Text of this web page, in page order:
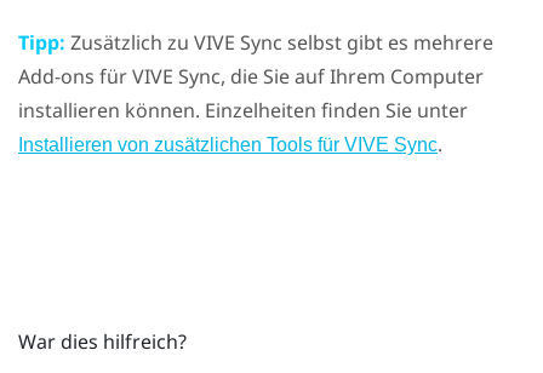
Tipp: Zusätzlich zu VIVE Sync selbst gibt es mehrere
Add-ons fürVIVE Sync, die Sie auf Ihrem Computer
installieren können. Einzelheiten finden Sie unter
Installieren von zusätzlichen Tools für VIVE Sync.
War dies hilfreich?